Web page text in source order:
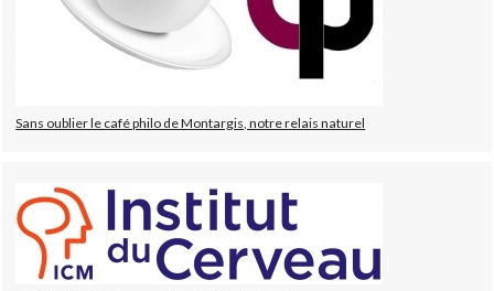
Sans oublier le café philo de Montargis, notre relais naturel